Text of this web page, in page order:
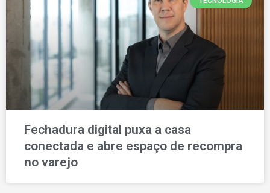
Fechadura digital puxa a casa
conectada e abre espaço de recompra
no varejo